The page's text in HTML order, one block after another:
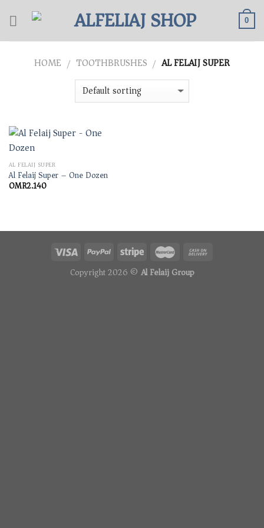
0
HOME / TOOTHBRUSHES / AL FELAIJ SUPER
AL FELAIJ SUPER
Al Felaij Super – One Dozen
OMR2.140
Copyright 2026 © Al Felaij Group